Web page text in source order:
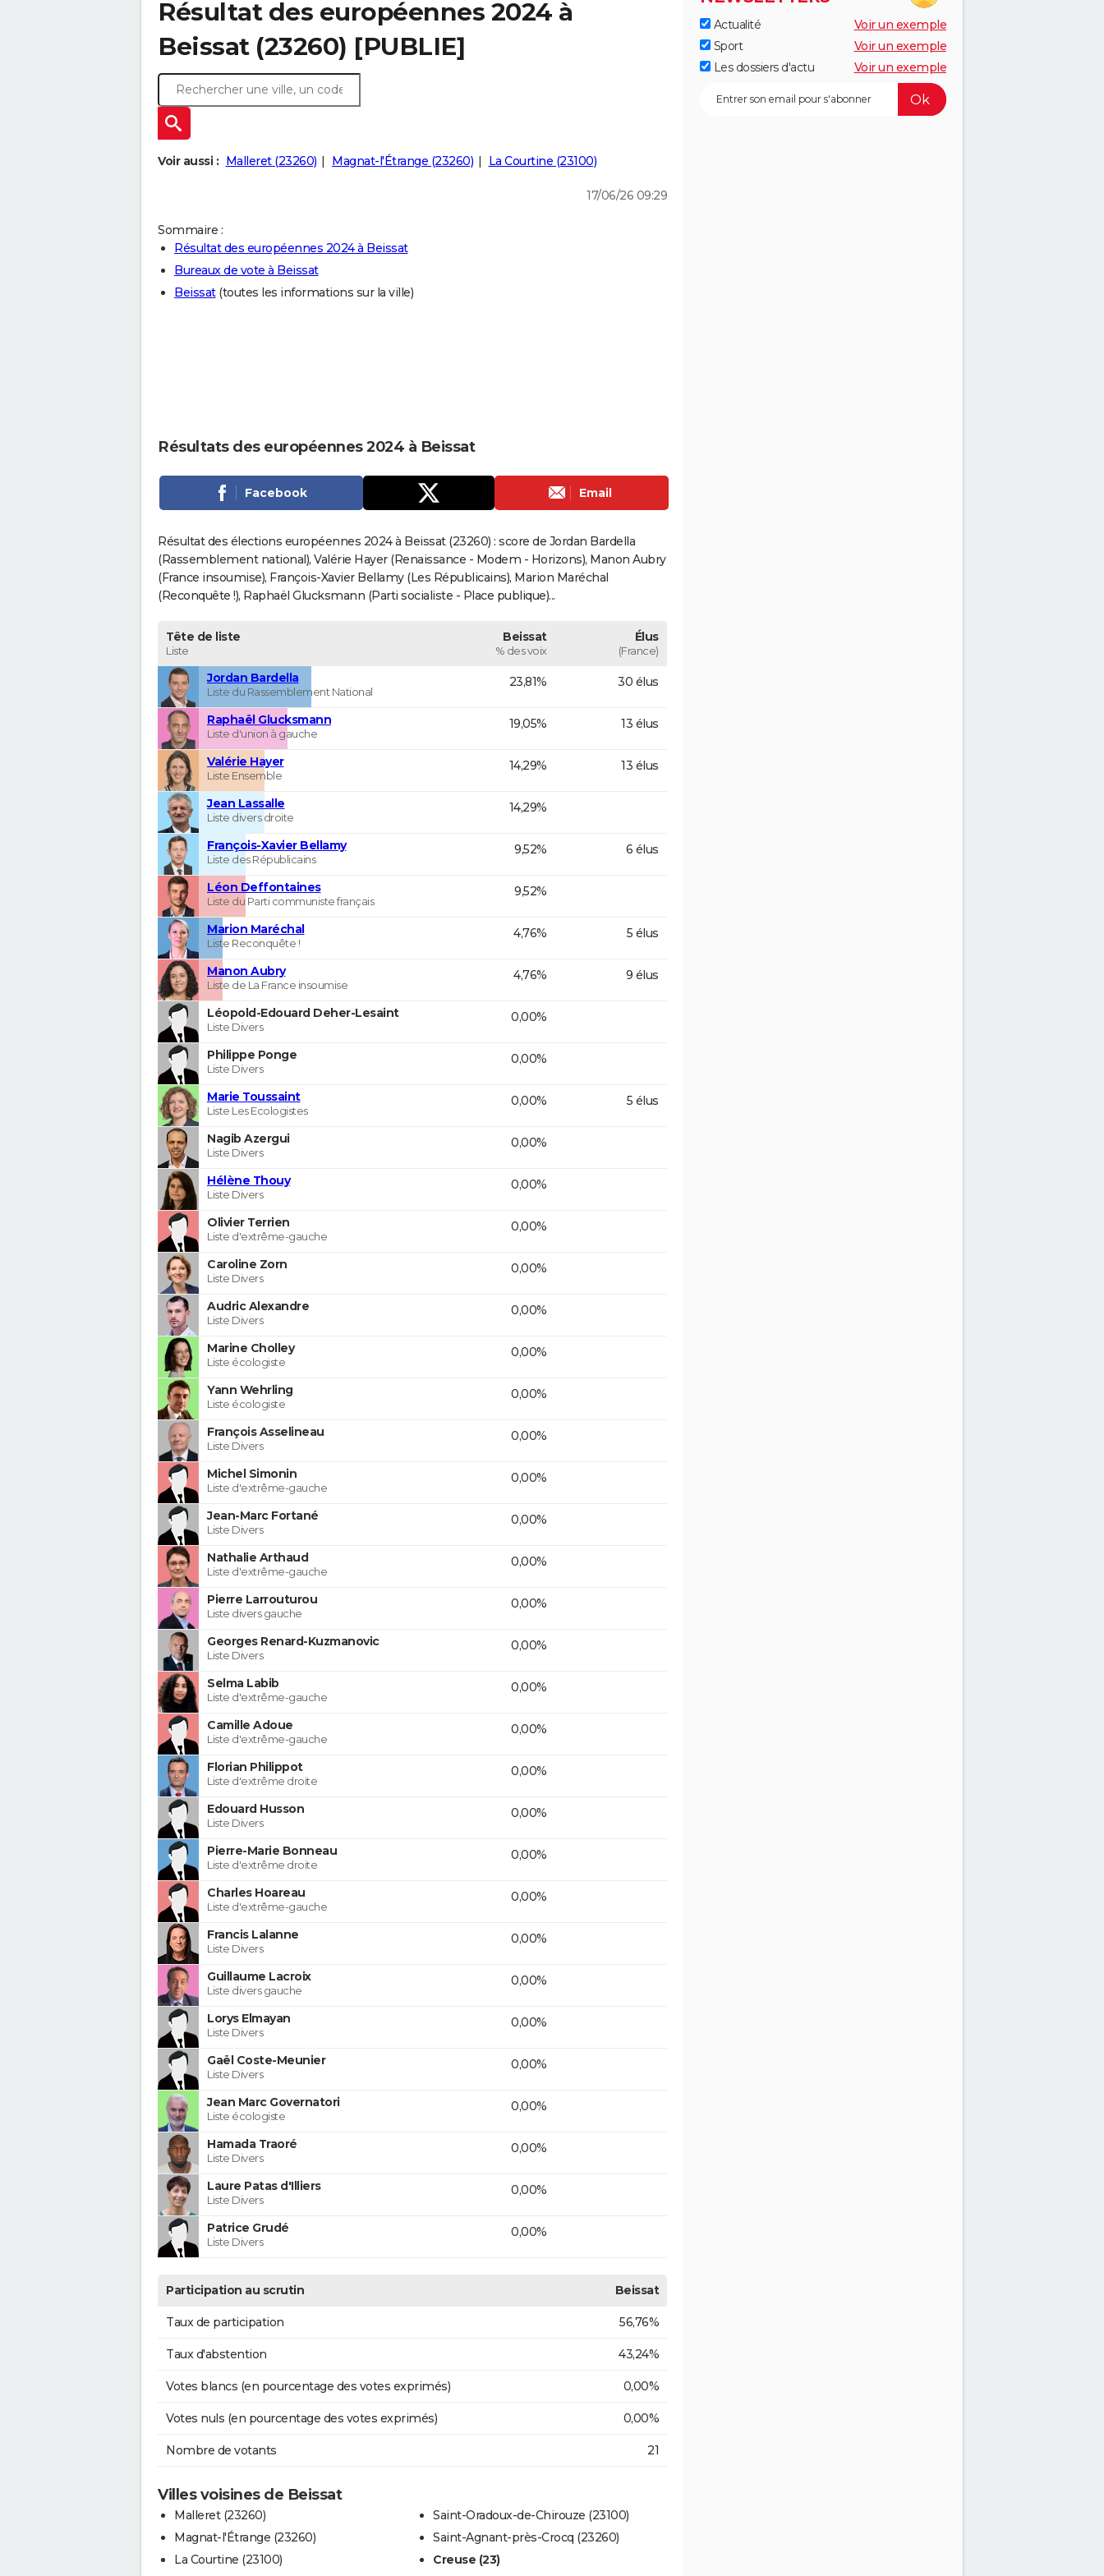
Résultat des européennes 2024 à
Beissat (23260) [PUBLIE]
Voir aussi : Malleret (23260) Magnat-l'Étrange (23260) La Courtine (23100)
17/06/26 09:29
Sommaire :
Résultat des européennes 2024 à Beissat
Bureaux de vote à Beissat
Beissat(toutes les informations sur la ville)
Résultats des européennes 2024 à Beissat
Facebook Email
Résultat des élections européennes 2024 à Beissat (23260) : score de Jordan Bardella
(Rassemblement national), Valérie Hayer (Renaissance - Modem - Horizons), Manon Aubry
(France insoumise), François-Xavier Bellamy (Les Républicains), Marion Maréchal
(Reconquête !), Raphaël Glucksmann (Parti socialiste - Place publique)...
Tête de liste
Liste
Beissat
% des voix
Élus
(France)
Jordan Bardella
Liste du Rassemblement National
23,81% 30 élus
Raphaël Glucksmann
Liste d'union à gauche
19,05% 13 élus
Valérie Hayer
Liste Ensemble
14,29% 13 élus
Jean Lassalle
Liste divers droite
14,29%
François-Xavier Bellamy
Liste des Républicains
9,52% 6 élus
Léon Deffontaines
Liste du Parti communiste français
9,52%
Marion Maréchal
Liste Reconquête !
4,76% 5 élus
Manon Aubry
Liste de La France insoumise
4,76% 9 élus
Léopold-Edouard Deher-Lesaint
Liste Divers
0,00%
Philippe Ponge
Liste Divers
0,00%
Marie Toussaint
Liste Les Ecologistes
0,00% 5 élus
Nagib Azergui
Liste Divers
0,00%
Hélène Thouy
Liste Divers
0,00%
Olivier Terrien
Liste d'extrême-gauche
0,00%
Caroline Zorn
Liste Divers
0,00%
Audric Alexandre
Liste Divers
0,00%
Marine Cholley
Liste écologiste
0,00%
Yann Wehrling
Liste écologiste
0,00%
François Asselineau
Liste Divers
0,00%
Michel Simonin
Liste d'extrême-gauche
0,00%
Jean-Marc Fortané
Liste Divers
0,00%
Nathalie Arthaud
Liste d'extrême-gauche
0,00%
Pierre Larrouturou
Liste divers gauche
0,00%
Georges Renard-Kuzmanovic
Liste Divers
0,00%
Selma Labib
Liste d'extrême-gauche
0,00%
Camille Adoue
Liste d'extrême-gauche
0,00%
Florian Philippot
Liste d'extrême droite
0,00%
Edouard Husson
Liste Divers
0,00%
Pierre-Marie Bonneau
Liste d'extrême droite
0,00%
Charles Hoareau
Liste d'extrême-gauche
0,00%
Francis Lalanne
Liste Divers
0,00%
Guillaume Lacroix
Liste divers gauche
0,00%
Lorys Elmayan
Liste Divers
0,00%
Gaël Coste-Meunier
Liste Divers
0,00%
Jean Marc Governatori
Liste écologiste
0,00%
Hamada Traoré
Liste Divers
0,00%
Laure Patas d'Illiers
Liste Divers
0,00%
Patrice Grudé
Liste Divers
0,00%
Participation au scrutin Beissat
Taux de participation 56,76%
Taux d'abstention 43,24%
Votes blancs (en pourcentage des votes exprimés) 0,00%
Votes nuls (en pourcentage des votes exprimés) 0,00%
Nombre de votants 21
Villes voisines de Beissat
Malleret (23260)
Magnat-l'Étrange (23260)
La Courtine (23100)
Saint-Oradoux-de-Chirouze (23100)
Saint-Agnant-près-Crocq (23260)
Creuse (23)
Actualité
Voir un exemple
Sport
Voir un exemple
Les dossiers d'actu
Voir un exemple